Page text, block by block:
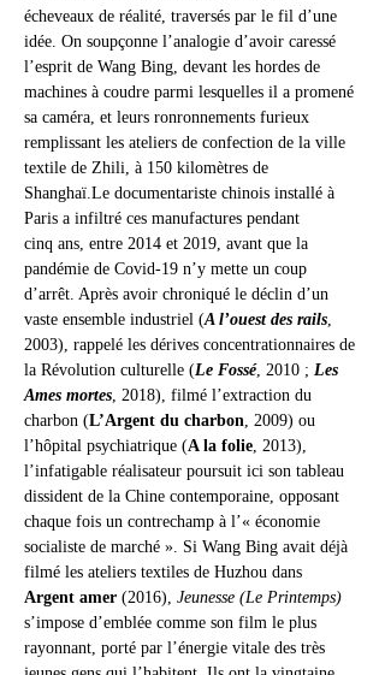
écheveaux de réalité, traversés par le fil d’une
idée. On soupçonne l’analogie d’avoir caressé
l’esprit de Wang Bing, devant les hordes de
machines à coudre parmi lesquelles il a promené
sa caméra, et leurs ronronnements furieux
remplissant les ateliers de confection de la ville
textile de Zhili, à 150 kilomètres de
Shanghaï.Le documentariste chinois installé à
Paris a infiltré ces manufactures pendant
cinq ans, entre 2014 et 2019, avant que la
pandémie de Covid-19 n’y mette un coup
d’arrêt. Après avoir chroniqué le déclin d’un
vaste ensemble industriel (A l’ouest des rails,
2003), rappelé les dérives concentrationnaires de
la Révolution culturelle (Le Fossé, 2010 ; Les
Ames mortes, 2018), filmé l’extraction du
charbon (L’Argent du charbon, 2009) ou
l’hôpital psychiatrique (A la folie, 2013),
l’infatigable réalisateur poursuit ici son tableau
dissident de la Chine contemporaine, opposant
chaque fois un contrechamp à l’« économie
socialiste de marché ». Si Wang Bing avait déjà
filmé les ateliers textiles de Huzhou dans
Argent amer (2016), Jeunesse (Le Printemps)
s’impose d’emblée comme son film le plus
rayonnant, porté par l’énergie vitale des très